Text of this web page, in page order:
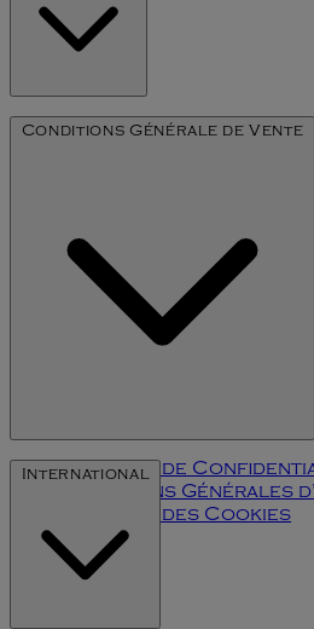
Notre Histoire
Conditions Générale de Vente
Politique de
Conditions Générales
Politique des Cookies
Klarna
International